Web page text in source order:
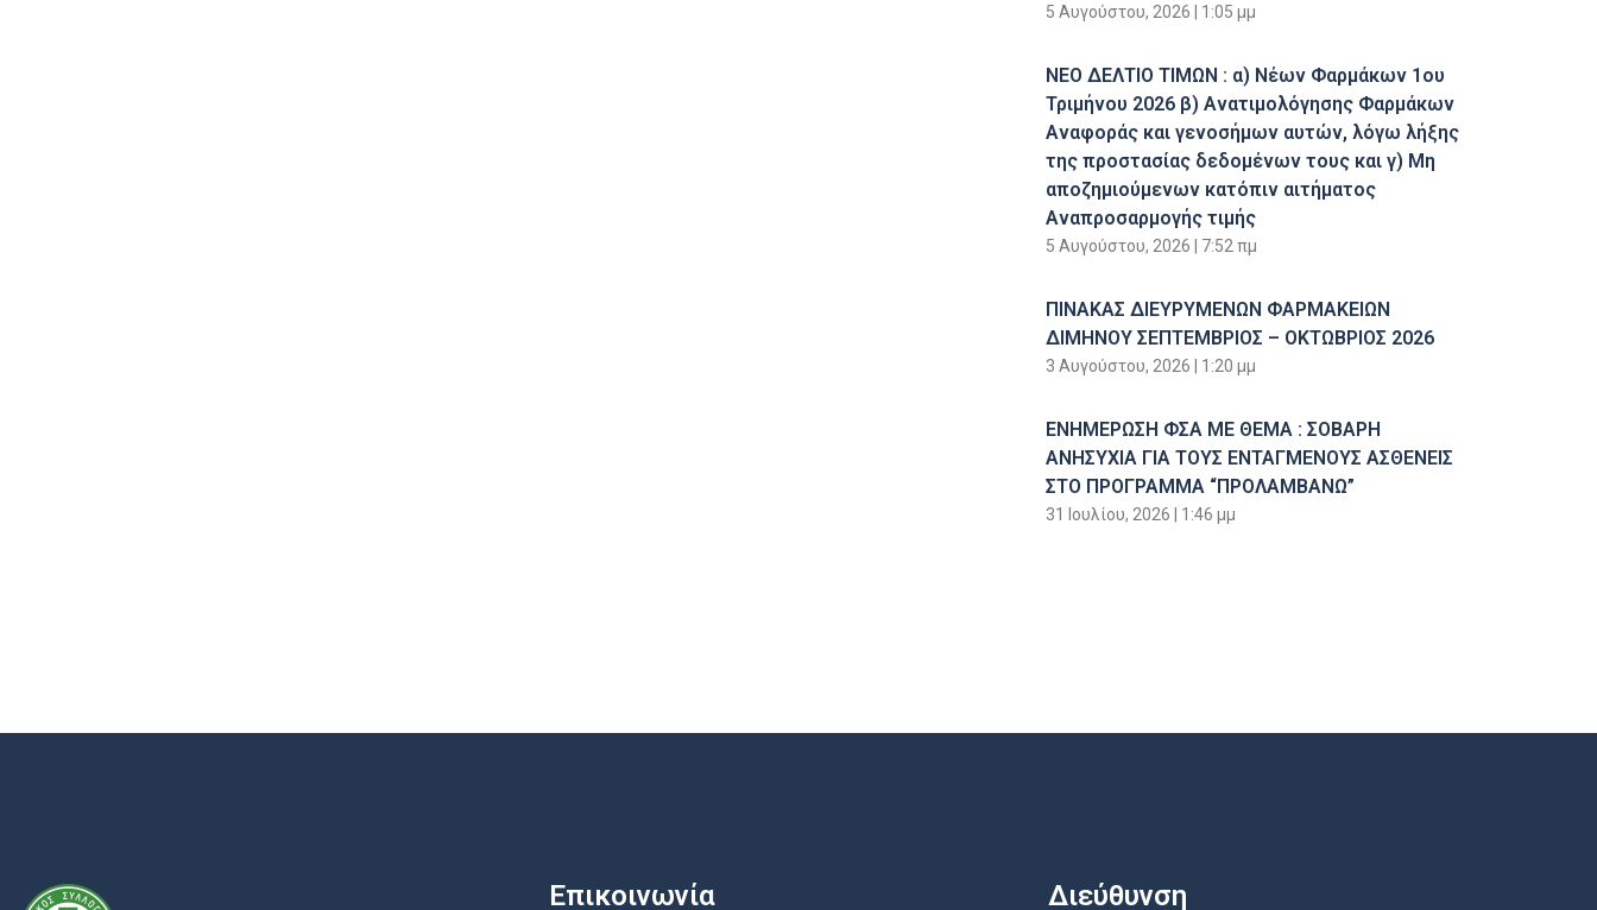
5 Αυγούστου, 2026 1:05 μμ
ΝΕΟ ΔΕΛΤΙΟ ΤΙΜΩΝ : α) Νέων Φαρμάκων 1ου
Τριμήνου 2026 β) Ανατιμολόγησης Φαρμάκων
Αναφοράς και γενοσήμων αυτών, λόγω λήξης
της προστασίας δεδομένων τους και γ) Μη
αποζημιούμενων κατόπιν αιτήματος
Αναπροσαρμογής τιμής
5 Αυγούστου, 2026 7:52 πμ
ΠΙΝΑΚΑΣ ΔΙΕΥΡΥΜΕΝΩΝ ΦΑΡΜΑΚΕΙΩΝ
ΔΙΜΗΝΟΥ ΣΕΠΤΕΜΒΡΙΟΣ – ΟΚΤΩΒΡΙΟΣ 2026
3 Αυγούστου, 2026 1:20 μμ
ΕΝΗΜΕΡΩΣΗ ΦΣΑ ΜΕ ΘΕΜΑ : ΣΟΒΑΡΗ
ΑΝΗΣΥΧΙΑ ΓΙΑ ΤΟΥΣ ΕΝΤΑΓΜΕΝΟΥΣ ΑΣΘΕΝΕΙΣ
ΣΤΟ ΠΡΟΓΡΑΜΜΑ “ΠΡΟΛΑΜΒΑΝΩ”
31 Ιουλίου, 2026 1:46 μμ
Επικοινωνία Διεύθυνση